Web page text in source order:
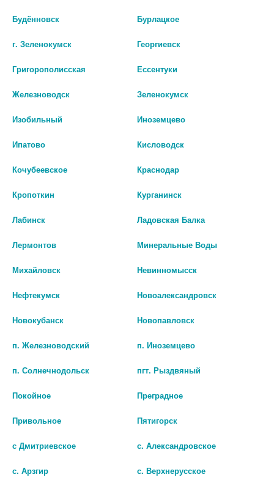
ДЛЯ ОБЛАСТИ ВОКРУГ ГЛАЗ И
ГУБ В ПЕРИОД МЕНОПАУЗЫ
ДНЕВН. УПЛОТН. Д/НОРМ/
ВИШИ НЕОВАДИОЛ
ВОССТ. РЕМОДЕЛИР. КОНТУРЫ
ВИШИ НЕОВАДИОЛ КРЕМ
ВОССТАН.ПИТАТЕЛЬНЫЙ 50МЛ.
Будённовск Бурлацкое
г. Зеленокумск Георгиевск
Григорополисская Ессентуки
Железноводск Зеленокумск
Изобильный Иноземцево
Ипатово Кисловодск
Кочубеевское Краснодар
Кропоткин Курганинск
Лабинск Ладовская Балка
Лермонтов Минеральные Воды
Михайловск Невинномысск
Нефтекумск Новоалександровск
Новокубанск Новопавловск
п. Железноводский п. Иноземцево
п. Солнечнодольск пгт. Рыздвяный
Покойное Преградное
Привольное Пятигорск
с Дмитриевское с. Александровское
с. Арзгир с. Верхнерусское